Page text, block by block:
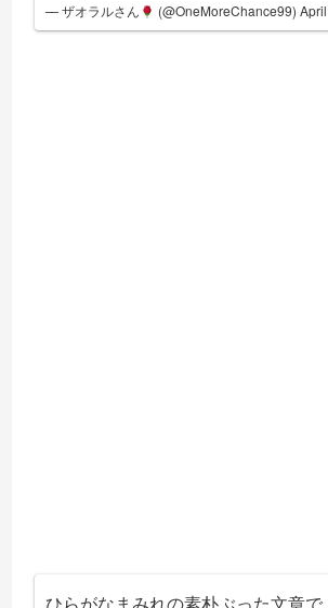
— ザオラルさん (@OneMoreChance99)